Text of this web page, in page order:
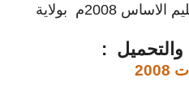
* شامل امتحانات شهادة التعليم الاساس 2008م بولاية
: